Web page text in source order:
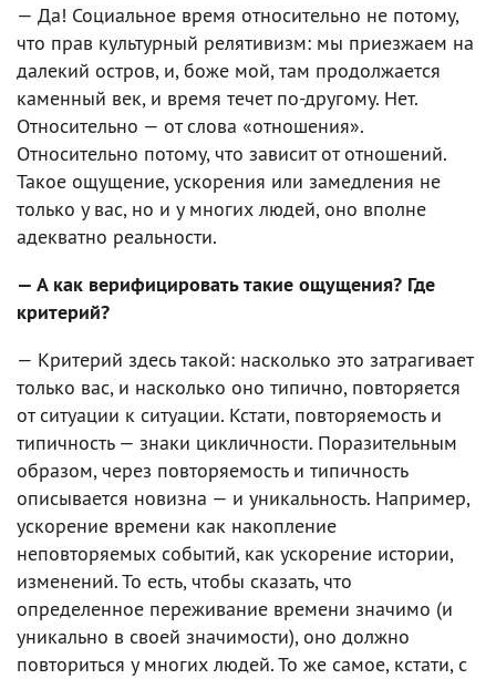
— Да! Социальное время относительно не потому,
что прав культурный релятивизм: мы приезжаем на
далекий остров, и, боже мой, там продолжается
каменный век, и время течет по-другому. Нет.
Относительно — от слова «отношения».
Относительно потому, что зависит от отношений.
Такое ощущение, ускорения или замедления не
только у вас, но и у многих людей, оно вполне
адекватно реальности.
— А как верифицировать такие ощущения? Где
критерий?
— Критерий здесь такой: насколько это затрагивает
только вас, и насколько оно типично, повторяется
от ситуации к ситуации. Кстати, повторяемость и
типичность — знаки цикличности. Поразительным
образом, через повторяемость и типичность
описывается новизна — и уникальность. Например,
ускорение времени как накопление
неповторяемых событий, как ускорение истории,
изменений. То есть, чтобы сказать, что
определенное переживание времени значимо (и
уникально в своей значимости), оно должно
повториться у многих людей. То же самое, кстати, с